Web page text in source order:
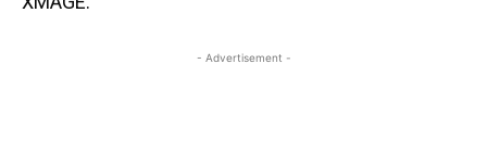
- Advertisement -